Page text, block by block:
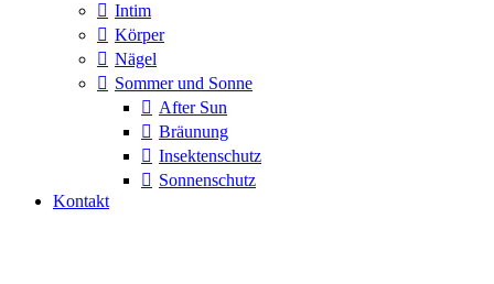
Intim
Körper
Nägel
Sommer und Sonne
After Sun
Bräunung
Insektenschutz
Sonnenschutz
Kontakt